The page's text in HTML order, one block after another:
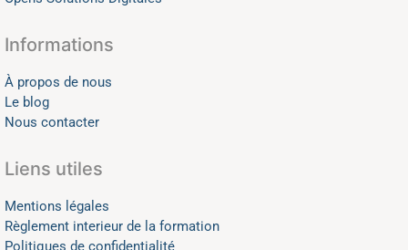
Informations
À propos de nous
Le blog
Nous contacter
Liens utiles
Mentions légales
Règlement interieur de la formation
Politiques de confidentialité